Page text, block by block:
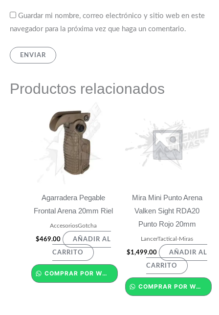
Guardar mi nombre, correo electrónico y sitio web en este
navegador para la próxima vez que haga un comentario.
Productos relacionados
Agarradera Pegable
Frontal Arena 20mm Riel
AccesoriosGotcha
$469.00 AÑADIR AL
CARRITO
COMPRAR POR WHATSAPP
Mira Mini Punto Arena
Valken Sight RDA20
Punto Rojo 20mm
LancerTactical-Miras
$1,499.00 AÑADIR AL
CARRITO
COMPRAR POR WHATSAPP